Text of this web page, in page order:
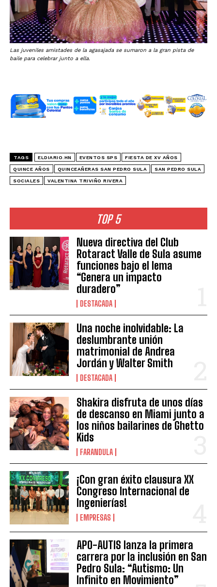
TOP 5
Nueva directiva del Club
Rotaract Valle de Sula asume
funciones bajo el lema
“Genera un impacto
duradero”
DESTACADA
Una noche inolvidable: La
deslumbrante unión
matrimonial de Andrea
Jordán y Walter Smith
DESTACADA
Shakira disfruta de unos días
de descanso en Miami junto a
los niños bailarines de Ghetto
Kids
FARANDULA
¡Con gran éxito clausura XX
Congreso Internacional de
Ingenierías!
EMPRESAS
APO-AUTIS lanza la primera
carrera por la inclusión en San
Pedro Sula: “Autismo: Un
Infinito en Movimiento”
Las juveniles amistades de la agasajada se sumaron a la gran pista de
baile para celebrar junto a ella.
TAGS ELDIARIO.HN EVENTOS SPS FIESTA DE XV AÑOS
QUINCE AÑOS QUINCEAÑERAS SAN PEDRO SULA SAN PEDRO SULA
SOCIALES VALENTINA TRIVIÑO RIVERA